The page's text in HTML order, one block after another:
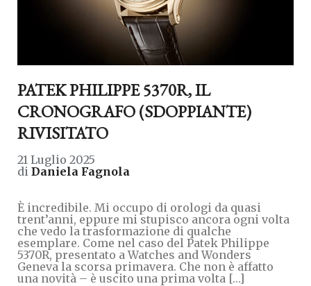
PATEK PHILIPPE 5370R, IL
CRONOGRAFO (SDOPPIANTE)
RIVISITATO
21 Luglio 2025
di Daniela Fagnola
È incredibile. Mi occupo di orologi da quasi
trent’anni, eppure mi stupisco ancora ogni volta
che vedo la trasformazione di qualche
esemplare. Come nel caso del Patek Philippe
5370R, presentato a Watches and Wonders
Geneva la scorsa primavera. Che non è affatto
una novità – è uscito una prima volta […]